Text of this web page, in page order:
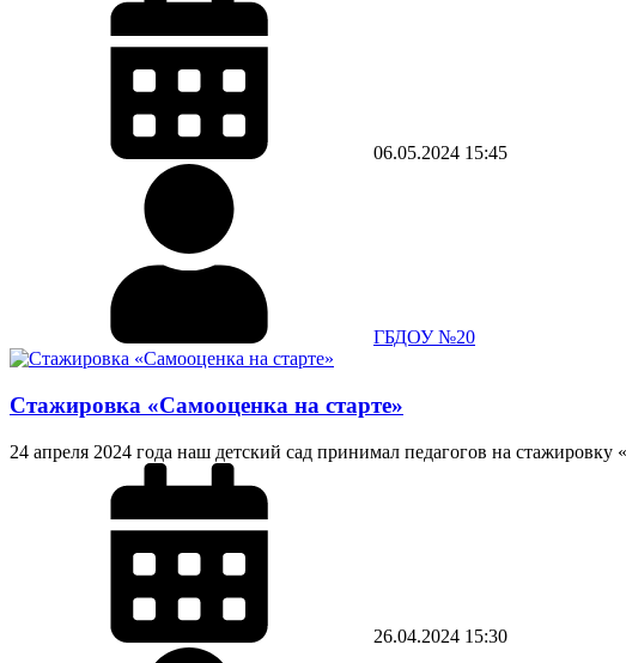
06.05.2024 15:45
ГБДОУ №20
Стажировка «Самооценка на старте»
24 апреля 2024 года наш детский сад принимал педагогов на стажировку
26.04.2024 15:30